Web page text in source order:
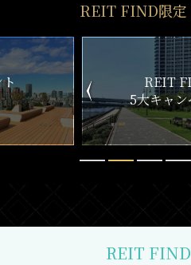
REIT FIND限定
ン
リアル
更新一覧
REIT FIND